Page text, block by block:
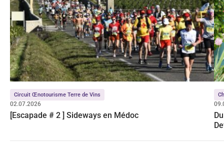
Circuit Œnotourisme Terre de Vins
02.07.2026
[Escapade # 2 ] Sideways en Médoc